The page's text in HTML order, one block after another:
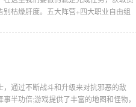
枯燥肝度。五大阵营+四大职业自由组
通过不断战斗和升级来对抗邪恶的敌
半功倍;游戏提供了丰富的地图和怪物，